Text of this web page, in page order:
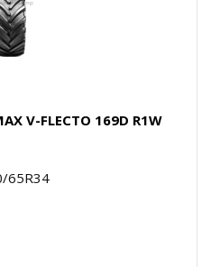
V-FLECTO 169D R1W
65R34